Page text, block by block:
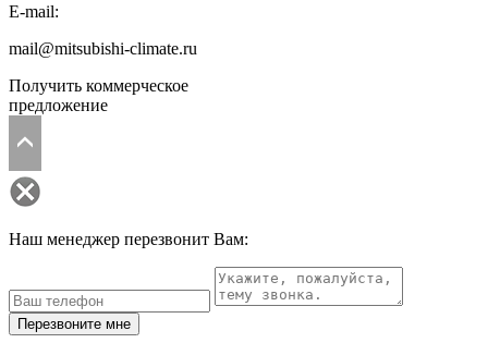
E-mail:
mail@mitsubishi-climate.ru
Получить коммерческое
предложение
Наш менеджер перезвонит Вам:
Перезвоните мне